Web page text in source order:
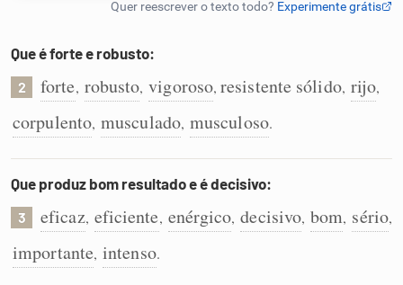
Caça-palavras
Que é forte e robusto:
2 forte, robusto, vigoroso,resistente sólido, rijo,
corpulento, musculado, musculoso.
Que produz bom resultado e é decisivo:
3 eficaz, eficiente, enérgico, decisivo, bom, sério,
importante, intenso.